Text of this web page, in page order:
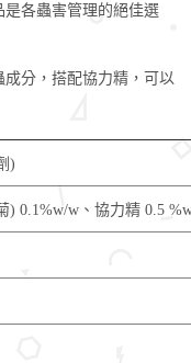
各蟲害管理的絕佳選
分，搭配協力精，可以
)
) 0.1%w/w、協力精 0.5